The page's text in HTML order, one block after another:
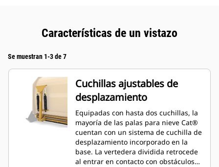
Características de un vistazo
Se muestran 1-3 de 7
Cuchillas ajustables de
desplazamiento
Equipadas con hasta dos cuchillas, la
mayoría de las palas para nieve Cat®
cuentan con un sistema de cuchilla de
desplazamiento incorporado en la
base. La vertedera dividida retrocede
al entrar en contacto con obstáculos